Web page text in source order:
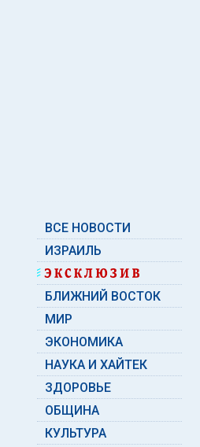
ВСЕ НОВОСТИ
ИЗРАИЛЬ
БЛИЖНИЙ ВОСТОК
МИР
ЭКОНОМИКА
НАУКА И ХАЙТЕК
ЗДОРОВЬЕ
ОБЩИНА
КУЛЬТУРА